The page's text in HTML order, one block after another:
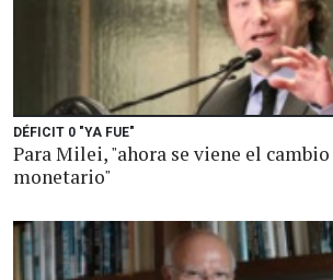
DÉFICIT 0 "YA FUE"
Para Milei, "ahora se viene el
monetario"